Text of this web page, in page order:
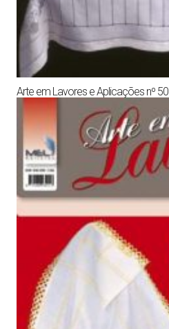
Arte em Lavores e Aplicações nº 50